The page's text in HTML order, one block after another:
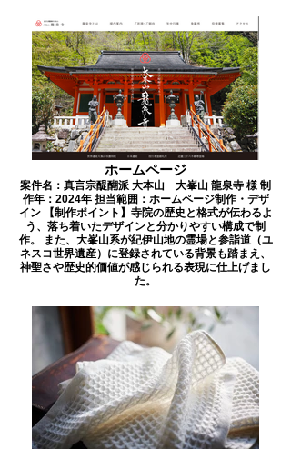
ホームページ
案件名：真言宗醍醐派 大本山 大峯山 龍泉寺 様 制
作年：2024年 担当範囲：ホームページ制作・デザ
イン 【制作ポイント】寺院の歴史と格式が伝わるよ
う、落ち着いたデザインと分かりやすい構成で制
作。 また、大峯山系が紀伊山地の霊場と参詣道（ユ
ネスコ世界遺産）に登録されている背景も踏まえ、
神聖さや歴史的価値が感じられる表現に仕上げまし
た。